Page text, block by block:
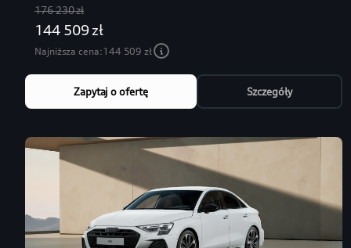
176 230 zł
144 509 zł
Najniższa cena:144 509 zł
Zapytaj o ofertę Szczegóły